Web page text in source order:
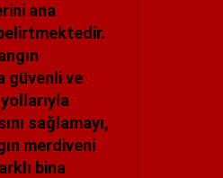
ana
güvenli ve
sağlamayı,
merdiveni
bina